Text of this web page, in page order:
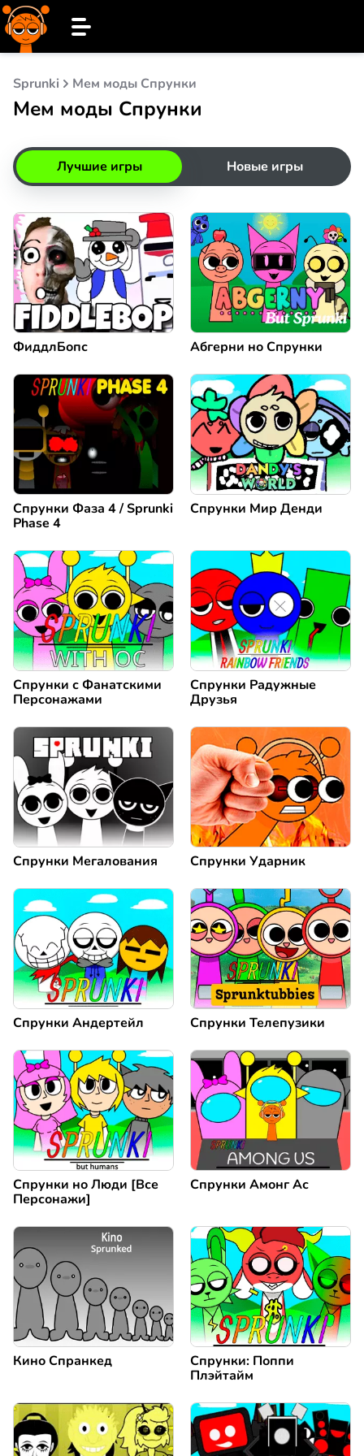
Sprunki Мем моды Спрунки
Мем моды Спрунки
Лучшие игры Новые игры
ФиддлБопс Абгерни но Спрунки
Спрунки Фаза 4 / Sprunki
Phase 4
Спрунки Мир Денди
Спрунки с Фанатскими
Персонажами
Спрунки Радужные
Друзья
Спрунки Мегалования Спрунки Ударник
Спрунки Андертейл Спрунки Телепузики
Спрунки но Люди [Все
Персонажи]
Спрунки Амонг Ас
Кино Спранкед
Спрунки: Поппи
Плэйтайм